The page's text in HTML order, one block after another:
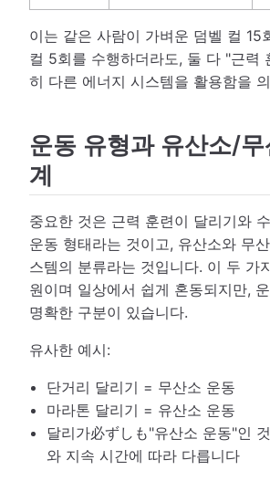
이는 같은 사람이 가벼운 덤벨 컬 15
컬 5회를 수행하더라도, 둘 다 "근력
히 다른 에너지 시스템을 활용함을
운동 유형과 유산소/
계
중요한 것은 근력 훈련이 달리기와
운동 형태라는 것이고, 유산소와 무
스템의 분류라는 것입니다. 이 두 가
원이며 일상에서 쉽게 혼동되지만,
명확한 구분이 있습니다.
유사한 예시:
단거리 달리기 = 무산소 운동
마라톤 달리기 = 유산소 운동
달리가必ずしも"유산소 운동"인
와 지속 시간에 따라 다릅니다